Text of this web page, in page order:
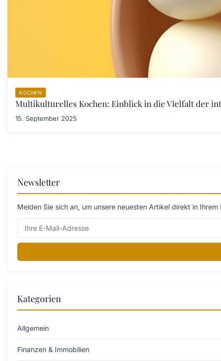
KOCHEN
Multikulturelles Kochen: Einblick in die Vielfalt der
15. September 2025
Newsletter
Melden Sie sich an, um unsere neuesten Artikel direkt in
Kategorien
Allgemein
Finanzen & Immobilien